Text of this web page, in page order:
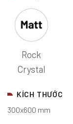
Rock
Crystal
KÍCH THƯỚC
300x600 mm